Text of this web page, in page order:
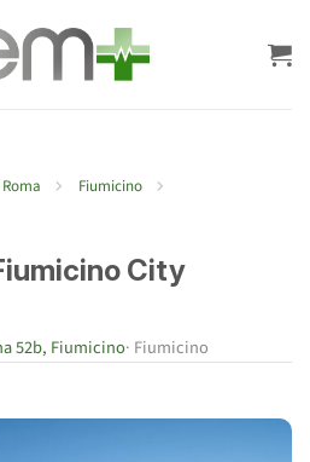
Fiumicino
City
52b, Fiumicino· Fiumicino